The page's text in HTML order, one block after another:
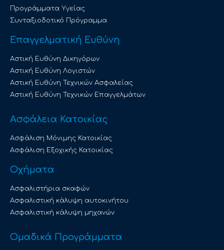
Προγράμματα Υγείας
Συνταξιοδοτικό Πρόγραμμα
Επαγγελματική Ευθύνη
Αστική Ευθύνη Δικηγόρων
Αστική Ευθύνη Λογιστών
Αστική Ευθύνη Τεχνικών Ασφαλείας
Αστική Ευθύνη Τεχνικών Επαγγελμάτων
Ασφάλεια Κατοικίας
Ασφάλιση Μόνιμης Κατοικίας
Ασφάλιση Εξοχικής Κατοικίας
Οχήματα
Ασφαλιστήρια σκαφών
Ασφαλιστική κάλυψη αυτοκινήτου
Ασφαλιστική κάλυψη μηχανών
Ομαδικά Προγράμματα